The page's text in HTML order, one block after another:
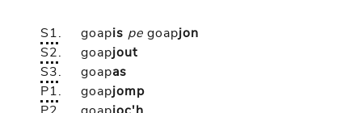
S1. goapis pe goapjon
S2. goapjout
S3. goapas
P1. goapjomp